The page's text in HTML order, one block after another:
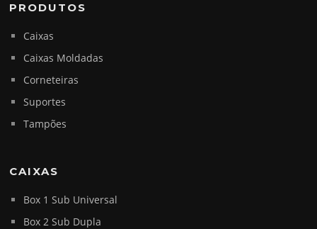
PRODUTOS
Caixas
Caixas Moldadas
Corneteiras
Suportes
Tampões
CAIXAS
Box 1 Sub Universal
Box 2 Sub Dupla